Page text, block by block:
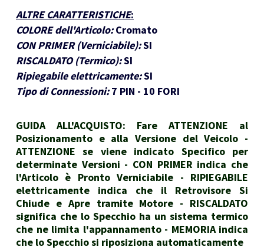
ALTRE CARATTERISTICHE:
COLORE dell'Articolo: Cromato
CON PRIMER (Verniciabile):SI
RISCALDATO (Termico):SI
Ripiegabile elettricamente:SI
Tipo di Connessioni: 7 PIN - 10 FORI
GUIDA ALL'ACQUISTO: Fare ATTENZIONE al
Posizionamento e alla Versione del Veicolo -
ATTENZIONE se viene indicato Specifico per
determinate Versioni - CON PRIMER indica che
l'Articolo è Pronto Verniciabile - RIPIEGABILE
elettricamente indica che il Retrovisore Si
Chiude e Apre tramite Motore - RISCALDATO
significa che lo Specchio ha un sistema termico
che ne limita l'appannamento - MEMORIA indica
che lo Specchio si riposiziona automaticamente